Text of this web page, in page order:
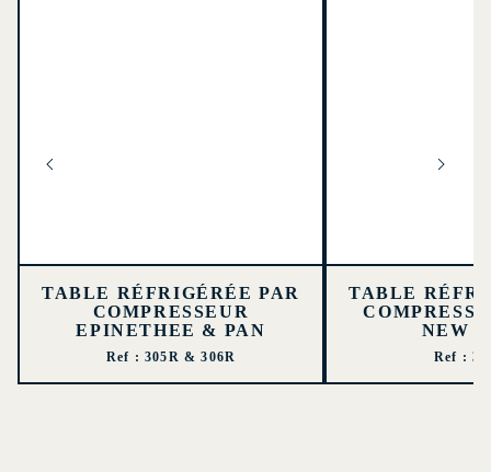
TABLE RÉFRIGÉRÉE PAR
COMPRESSEUR
EPINETHEE & PAN
Ref : 305R & 306R
TABLE
NEW
Ref :